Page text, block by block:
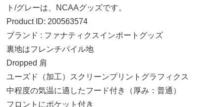
ト/グレーは、NCAAグッズです。
Product ID: 200563574
ブランド : ファナティクスインポートグッズ
裏地はフレンチパイル地
Dropped 肩
ユーズド（加工）スクリーンプリントグラフィクス
中程度の気温に適したフード付き（厚み：普通）
フロントにポケット付き